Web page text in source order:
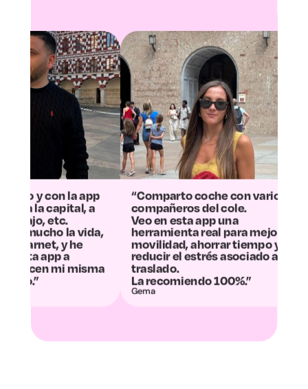
León
Palencia
Salamanca
Segovia
Soria
Valladolid
Zamora
“Comparto coche con varios
compañeros del cole.
Veo en esta app una
herramienta real para mejorar la
movilidad, ahorrar tiempo y
reducir el estrés asociado al
traslado.
La recomiendo 100%.”
“La
más positiva:
la mitad los
Ahora el
convertido en